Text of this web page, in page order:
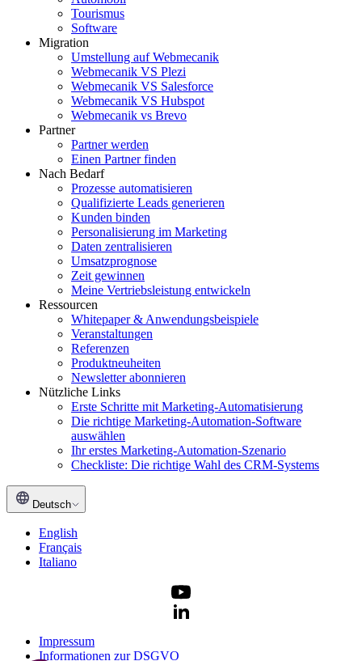
Tourismus
Software
Migration
Umstellung auf Webmecanik
Webmecanik VS Plezi
Webmecanik VS Salesforce
Webmecanik VS Hubspot
Webmecanik vs Brevo
Partner
Partner werden
Einen Partner finden
Nach Bedarf
Prozesse automatisieren
Qualifizierte Leads generieren
Kunden binden
Personalisierung im Marketing
Daten zentralisieren
Umsatzprognose
Zeit gewinnen
Meine Vertriebsleistung entwickeln
Ressourcen
Whitepaper & Anwendungsbeispiele
Veranstaltungen
Referenzen
Produktneuheiten
Newsletter abonnieren
Nützliche Links
Erste Schritte mit Marketing-Automatisierung
Die richtige Marketing-Automation-Software
auswählen
Ihr erstes Marketing-Automation-Szenario
Checkliste: Die richtige Wahl des CRM-Systems
Deutsch
English
Français
Italiano
Impressum
Informationen zur DSGVO